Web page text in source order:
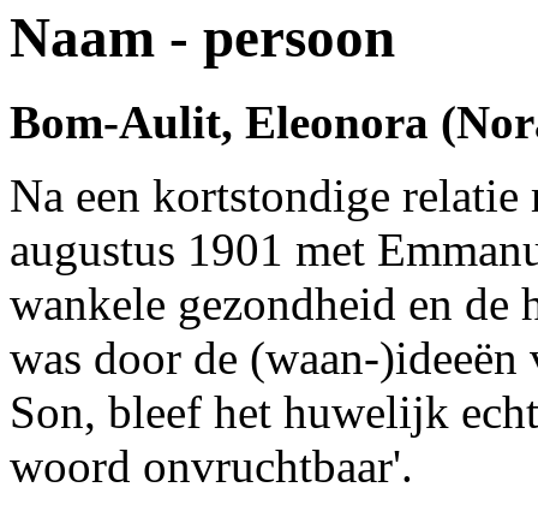
Naam - persoon
Bom-Aulit, Eleonora
Na een kortstondige
augustus 1901 met
wankele gezondheid en de
was door de (waan-
Son, bleef het huwelijk
woord onvruchtbaar'.